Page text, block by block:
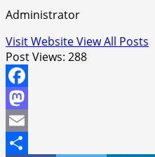
Administrator
Visit WebsiteView All Posts
Post Views: 288
Facebook
Mastodon
Email